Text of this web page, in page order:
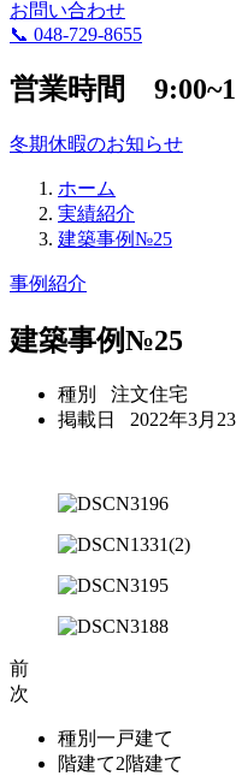
お問い合わせ
📞 048-729-8655
営業時間
冬期休暇のお知らせ
ホーム
実績紹介
建築事例№25
事例紹介
建築事例№25
種別
注文住宅
掲載日
2022年3月
前
次
種別 一戸建て
階建て2階建て